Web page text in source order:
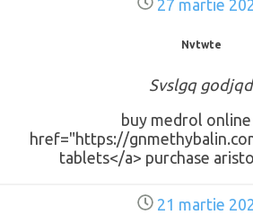
27 martie
Nvtwte
Svslgq godjqd
buy medrol online
href="https://
tablets</a> purchase
21 martie